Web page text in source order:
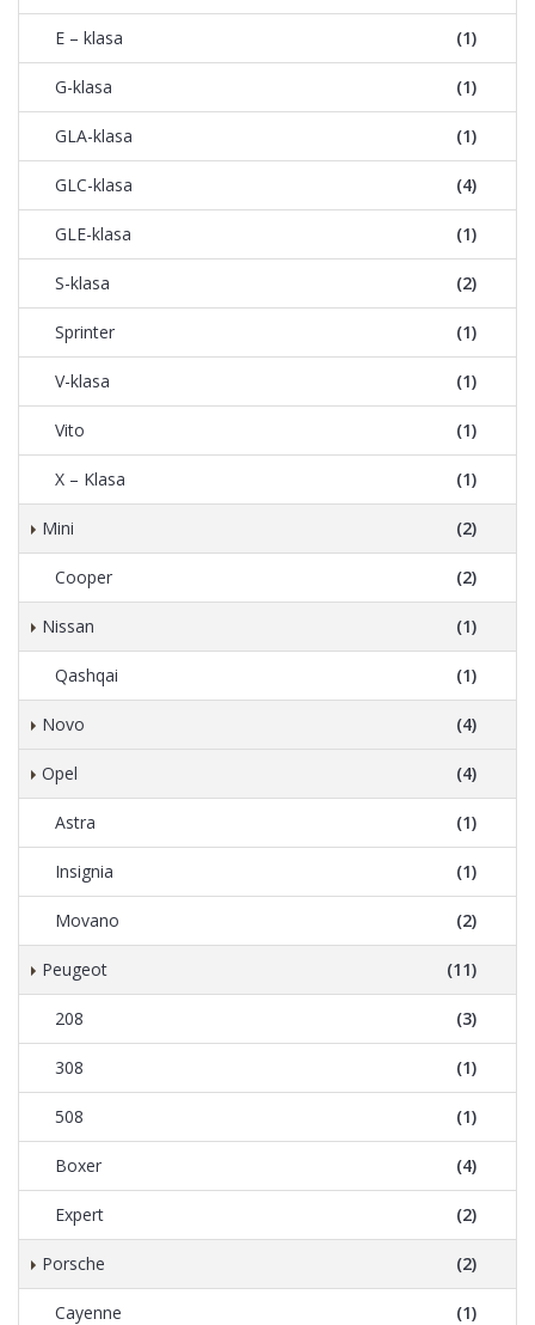
E – klasa (1)
G-klasa (1)
GLA-klasa (1)
GLC-klasa (4)
GLE-klasa (1)
S-klasa (2)
Sprinter (1)
V-klasa (1)
Vito (1)
X – Klasa (1)
Mini (2)
Cooper (2)
Nissan (1)
Qashqai (1)
Novo (4)
Opel (4)
Astra (1)
Insignia (1)
Movano (2)
Peugeot (11)
208 (3)
308 (1)
508 (1)
Boxer (4)
Expert (2)
Porsche (2)
Cayenne (1)